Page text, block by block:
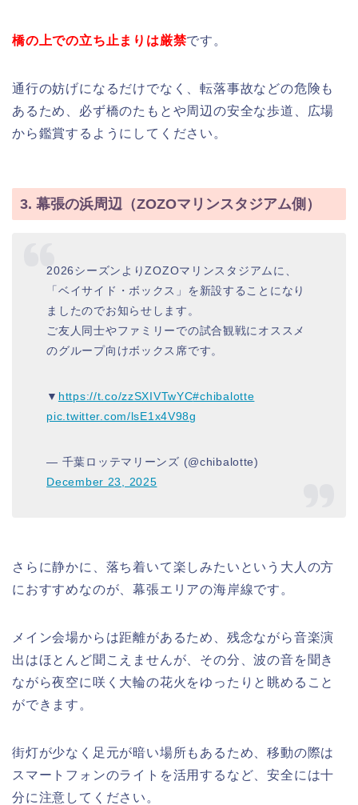
橋の上での立ち止まりは厳禁です。
通行の妨げになるだけでなく、転落事故などの危険も
あるため、必ず橋のたもとや周辺の安全な歩道、広場
から鑑賞するようにしてください。
3. 幕張の浜周辺（ZOZOマリンスタジアム側）
2026シーズンよりZOZOマリンスタジアムに、
「ベイサイド・ボックス」を新設することになり
ましたのでお知らせします。
ご友人同士やファミリーでの試合観戦にオススメ
のグループ向けボックス席です。
▼ https://t.co/zzSXIVTwYC#chibalotte
pic.twitter.com/lsE1x4V98g
— 千葉ロッテマリーンズ (@chibalotte)
December 23, 2025
さらに静かに、落ち着いて楽しみたいという大人の方
におすすめなのが、幕張エリアの海岸線です。
メイン会場からは距離があるため、残念ながら音楽演
出はほとんど聞こえませんが、その分、波の音を聞き
ながら夜空に咲く大輪の花火をゆったりと眺めること
ができます。
街灯が少なく足元が暗い場所もあるため、移動の際は
スマートフォンのライトを活用するなど、安全には十
分に注意してください。